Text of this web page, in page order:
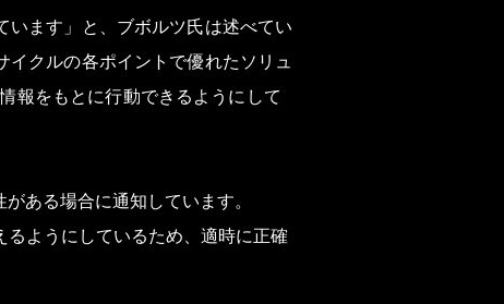
います」と、ブボルツ氏は述べてい
クルの各ポイントで優れたソリュ
報をもとに行動できるようにして
ある場合に通知しています。
ようにしているため、適時に正確